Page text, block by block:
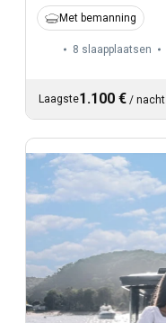
Met bemanning
8 slaapplaatsen
Laagste1.100 € / nacht